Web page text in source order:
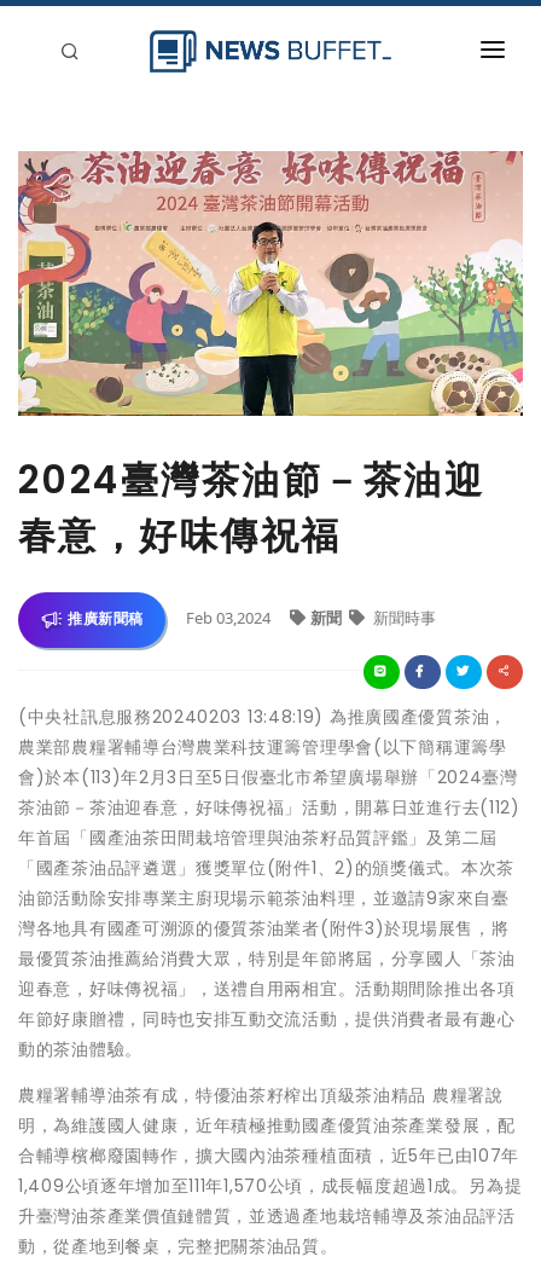
新聞稿分類
刊登
2024臺灣茶油節－茶油迎
春意，好味傳祝福
推廣新聞稿 Feb 03,2024 新聞 新聞時事
(中央社訊息服務20240203 13:48:19) 為推廣國產優質茶油，
農業部農糧署輔導台灣農業科技運籌管理學會(以下簡稱運籌學
會)於本(113)年2月3日至5日假臺北市希望廣場舉辦「2024臺灣
茶油節－茶油迎春意，好味傳祝福」活動，開幕日並進行去(112)
年首屆「國產油茶田間栽培管理與油茶籽品質評鑑」及第二屆
「國產茶油品評遴選」獲獎單位(附件1、2)的頒獎儀式。本次茶
油節活動除安排專業主廚現場示範茶油料理，並邀請9家來自臺
灣各地具有國產可溯源的優質茶油業者(附件3)於現場展售，將
最優質茶油推薦給消費大眾，特別是年節將屆，分享國人「茶油
迎春意，好味傳祝福」，送禮自用兩相宜。活動期間除推出各項
年節好康贈禮，同時也安排互動交流活動，提供消費者最有趣心
動的茶油體驗。
農糧署輔導油茶有成，特優油茶籽榨出頂級茶油精品 農糧署說
明，為維護國人健康，近年積極推動國產優質油茶產業發展，配
合輔導檳榔廢園轉作，擴大國內油茶種植面積，近5年已由107年
1,409公頃逐年增加至111年1,570公頃，成長幅度超過1成。另為提
升臺灣油茶產業價值鏈體質，並透過產地栽培輔導及茶油品評活
動，從產地到餐桌，完整把關茶油品質。